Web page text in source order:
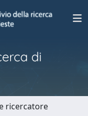
di
ricercatore